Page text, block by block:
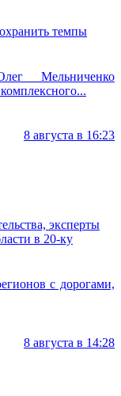
темпы
Мельниченко
8 августа в 16:23
эксперты
в 20-ку
с дорогами,
8 августа в 14:28